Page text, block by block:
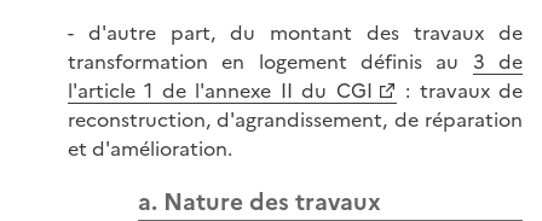
- d'autre part, du montant des travaux de
transformation en logement définis au 3 de
l'article 1 de l'annexe II du CGI
: travaux de
reconstruction, d'agrandissement, de réparation
et d'amélioration.
a. Nature des travaux